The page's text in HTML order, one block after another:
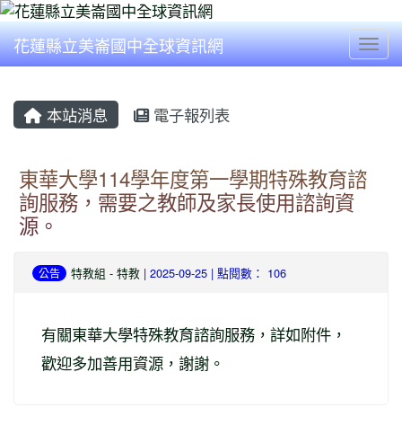
花蓮縣立美崙國中全球資訊網
本站消息 電子報列表
東華大學114學年度第一學期特殊教育諮
詢服務，需要之教師及家長使用諮詢資
源。
公告 特教組 - 特教 | 2025-09-25 | 點閱數： 106
有關東華大學特殊教育諮詢服務，詳如附件，
歡迎多加善用資源，謝謝。